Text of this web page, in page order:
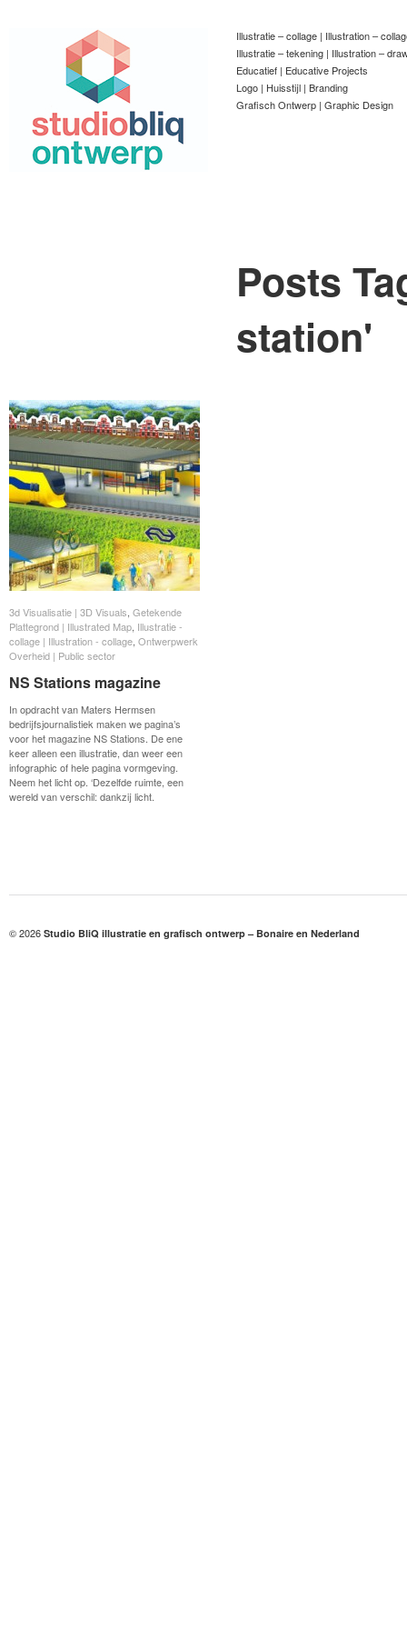
Illustratie – collage | Illustration –
Illustratie – tekening | Illustration –
Educatief | Educative Projects
Logo | Huisstijl | Branding
Grafisch Ontwerp | Graphic Design
Posts
station'
3d Visualisatie | 3D Visuals Getekende
Plattegrond | Illustrated Map Illustratie -
collage | Illustration - collage Ontwerpwerk
Overheid | Public sector
NS Stations magazine
In opdracht van Maters Hermsen
bedrijfsjournalistiek maken we pagina’s
voor het magazine NS Stations. De ene
keer alleen een illustratie, dan weer een
infographic of hele pagina vormgeving.
Neem het licht op. ‘Dezelfde ruimte, een
wereld van verschil: dankzij licht.
3d Visualisatie | 3D Visuals Getekende
Plattegrond | Illustrated Map Illustratie -
collage | Illustration - collage Ontwerpwerk
Overheid | Public sector
NS Stations magazine
© 2026 Studio BliQ illustratie en grafisch ontwerp – Bonaire en Nederland